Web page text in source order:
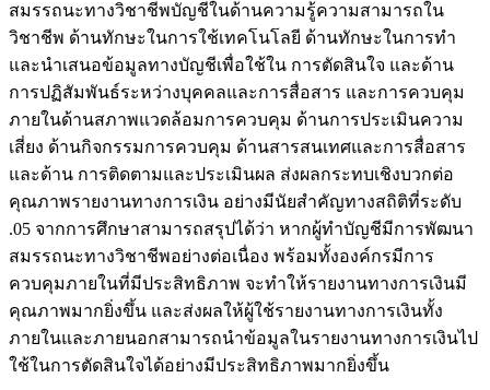
สมรรถนะทางวิชาชีพบัญชีในด้านความรู้ความสามารถใน
วิชาชีพ ด้านทักษะในการใช้เทคโนโลยี ด้านทักษะในการทํา
และนําเสนอข้อมูลทางบัญชีเพื่อใช้ใน การตัดสินใจ และด้าน
การปฏิสัมพันธ์ระหว่างบุคคลและการสื่อสาร และการควบคุม
ภายในด้านสภาพแวดล้อมการควบคุม ด้านการประเมินความ
เสี่ยง ด้านกิจกรรมการควบคุม ด้านสารสนเทศและการสื่อสาร
และด้าน การติดตามและประเมินผล ส่งผลกระทบเชิงบวกต่อ
คุณภาพรายงานทางการเงิน อย่างมีนัยสำคัญทางสถิติที่ระดับ
.05 จากการศึกษาสามารถสรุปได้ว่า หากผู้ทำบัญชีมีการพัฒนา
สมรรถนะทางวิชาชีพอย่างต่อเนื่อง พร้อมทั้งองค์กรมีการ
ควบคุมภายในที่มีประสิทธิภาพ จะทำให้รายงานทางการเงินมี
คุณภาพมากยิ่งขึ้น และส่งผลให้ผู้ใช้รายงานทางการเงินทั้ง
ภายในและภายนอกสามารถนำข้อมูลในรายงานทางการเงินไป
ใช้ในการตัดสินใจได้อย่างมีประสิทธิภาพมากยิ่งขึ้น